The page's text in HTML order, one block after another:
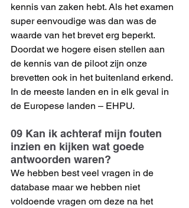
kennis van zaken hebt. Als het examen
super eenvoudige was dan was de
waarde van het brevet erg beperkt.
Doordat we hogere eisen stellen aan
de kennis van de piloot zijn onze
brevetten ook in het buitenland erkend.
In de meeste landen en in elk geval in
de Europese landen – EHPU.
09 Kan ik achteraf mijn fouten
inzien en kijken wat goede
antwoorden waren?
We hebben best veel vragen in de
database maar we hebben niet
voldoende vragen om deze na het